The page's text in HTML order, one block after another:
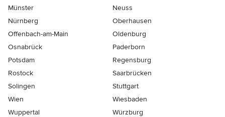
Münster
Neuss
Nürnberg
Oberhausen
Offenbach-am-Main
Oldenburg
Osnabrück
Paderborn
Potsdam
Regensburg
Rostock
Saarbrücken
Solingen
Stuttgart
Wien
Wiesbaden
Wuppertal
Würzburg